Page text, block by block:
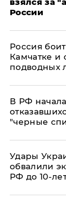
России
Россия
Камчатке и
подводных
​В РФ
"черные
Удары
обвалили
РФ до 10-